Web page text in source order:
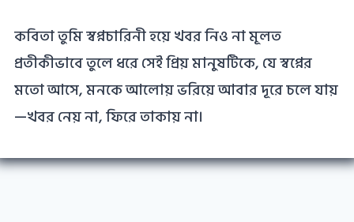
কবিতা তুমি স্বপ্নচারিনী হয়ে খবর নিও না মূলত
প্রতীকীভাবে তুলে ধরে সেই প্রিয় মানুষটিকে, যে স্বপ্নের
মতো আসে, মনকে আলোয় ভরিয়ে আবার দূরে চলে যায়
—খবর নেয় না, ফিরে তাকায় না।